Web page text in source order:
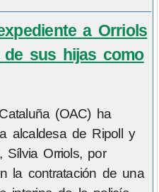
a Orriols
sus hijas como
(OAC) ha
alcaldesa de Ripoll y
Sílvia Orriols, por
la contratación de una